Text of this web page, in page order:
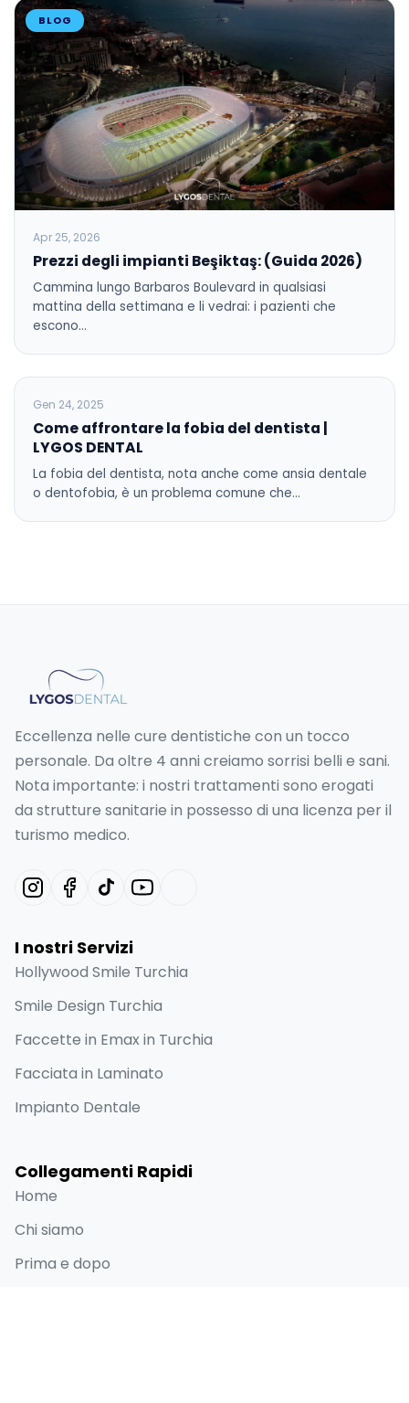
BLOG
Apr 25, 2026
Prezzi degli impianti Beşiktaş: (Guida 2026)
Cammina lungo Barbaros Boulevard in qualsiasi
mattina della settimana e li vedrai: i pazienti che
escono…
BLOG
Gen 24, 2025
Come affrontare la fobia del dentista |
LYGOS DENTAL
La fobia del dentista, nota anche come ansia dentale
o dentofobia, è un problema comune che…
Eccellenza nelle cure dentistiche con un tocco
personale. Da oltre 4 anni creiamo sorrisi belli e sani.
Nota importante: i nostri trattamenti sono erogati
da strutture sanitarie in possesso di una licenza per il
turismo medico.
I nostri Servizi
Hollywood Smile Turchia
Smile Design Turchia
Faccette in Emax in Turchia
Facciata in Laminato
Impianto Dentale
Collegamenti Rapidi
Home
Chi siamo
Prima e dopo